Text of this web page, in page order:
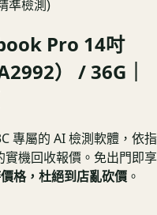
準檢測)
Pro 14吋
） / 36G｜
專屬的 AI 檢測軟體，依指
機回收報價。 免出門即享
格，杜絕到店亂砍價 。